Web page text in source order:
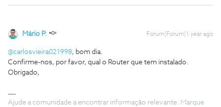
Mário P. Forum|Forum|1 year ago
@carlosvieira021998, bom dia.
Confirme-nos, por favor, qual o Router que tem instalado.
Obrigado,
Ajude a comunidade a encontrar informação relevante. Marque